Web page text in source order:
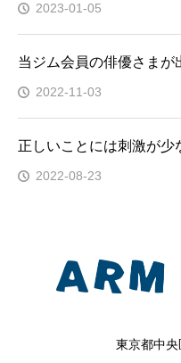
2023-01-05
当ジム会員の俳優さまが
2022-11-03
正しいことには刺激が少
2022-08-23
東京都中